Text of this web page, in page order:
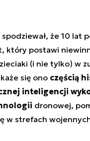
że 10 lat
który postawi
(i nie tylko) w
się ono częścią
inteligencji
dronowej,
w strefach